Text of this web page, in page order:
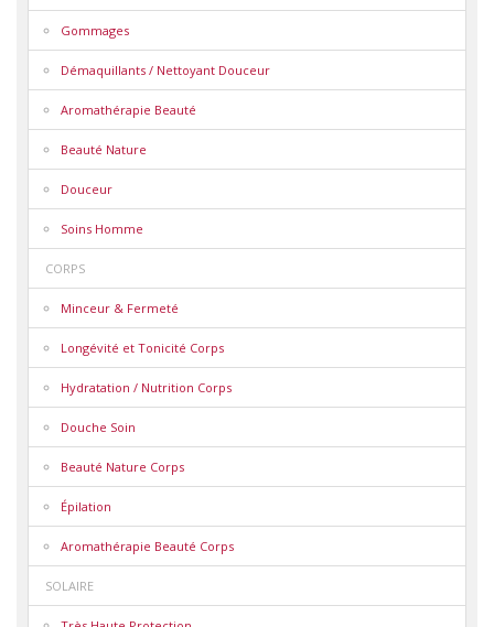
Gommages
Démaquillants / Nettoyant Douceur
Aromathérapie Beauté
Beauté Nature
Douceur
Soins Homme
CORPS
Minceur & Fermeté
Longévité et Tonicité Corps
Hydratation / Nutrition Corps
Douche Soin
Beauté Nature Corps
Épilation
Aromathérapie Beauté Corps
SOLAIRE